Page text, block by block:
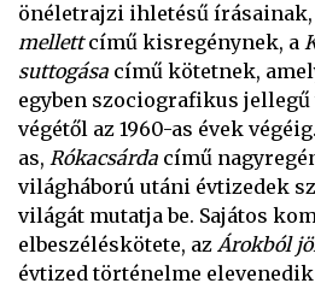
önéletrajzi ihletésű írásainak,
mellettcímű kisregénynek, a
suttogása című kötetnek,
egyben szociografikus jellegű
végétől az 1960-as évek
as, Rókacsárda című
világháború utáni évtizedek
világát mutatja be. Sajátos
elbeszéléskötete, az Árokból
évtized történelme